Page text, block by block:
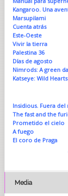
Kangaroo. Una
Marsupilami
Cuenta atrás
Este-Oeste
Vivir la tierra
Palestina 36
Días de agosto
Nimrods: A green
Katseye: Wild Hearts
Insidious. Fuera del
The fast and the
Prometido el cielo
A fuego
El coro de Praga
Media